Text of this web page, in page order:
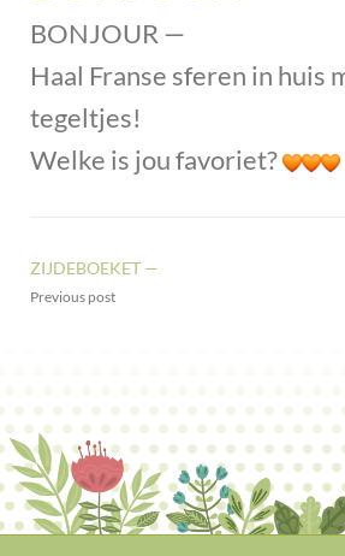
BONJOUR —
Haal Franse sferen in huis
tegeltjes!
Welke is jou favoriet?
ZIJDEBOEKET —
Previous post